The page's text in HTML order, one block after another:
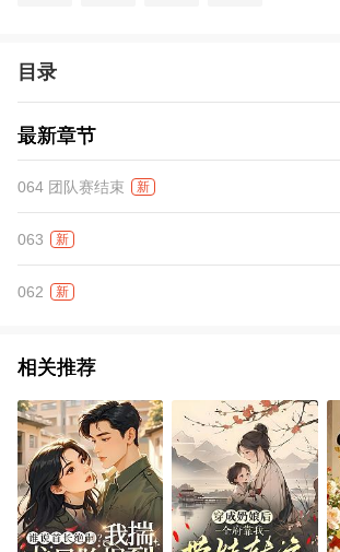
目录
最新章节
064 团队赛结束 新
063 新
062 新
相关推荐